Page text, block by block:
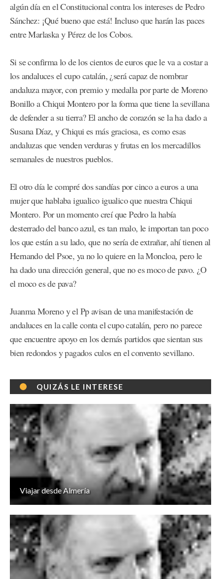
algún día en el Constitucional contra los intereses de Pedro
Sánchez: ¡Qué bueno que está! Incluso que harán las paces
entre Marlaska y Pérez de los Cobos.
Si se confirma lo de los cientos de euros que le va a costar a
los andaluces el cupo catalán, ¿será capaz de nombrar
andaluza mayor, con premio y medalla por parte de Moreno
Bonillo a Chiqui Montero por la forma que tiene la sevillana
de defender a su tierra? El ancho de corazón se la ha dado a
Susana Díaz, y Chiqui es más graciosa, es como esas
andaluzas que venden verduras y frutas en los mercadillos
semanales de nuestros pueblos.
El otro día le compré dos sandías por cinco a euros a una
mujer que hablaba igualico igualico que nuestra Chiqui
Montero. Por un momento creí que Pedro la había
desterrado del banco azul, es tan malo, le importan tan poco
los que están a su lado, que no sería de extrañar, ahí tienen al
Hernando del Psoe, ya no lo quiere en la Moncloa, pero le
ha dado una dirección general, que no es moco de pavo. ¿O
el moco es de pava?
Juanma Moreno y el Pp avisan de una manifestación de
andaluces en la calle conta el cupo catalán, pero no parece
que encuentre apoyo en los demás partidos que sientan sus
bien redondos y pagados culos en el convento sevillano.
QUIZÁS LE INTERESE
Viajar desde Almería